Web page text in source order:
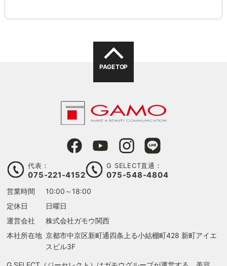
PAGE TOP
代表：
075-221-4152
G SELECT直通：
075-548-4804
営業時間
10:00～18:00
定休日
日曜日
運営会社
株式会社ガモウ関西
本社所在地 京都市中京区新町通四条上る小結棚町428 新町アイエ
スビル3F